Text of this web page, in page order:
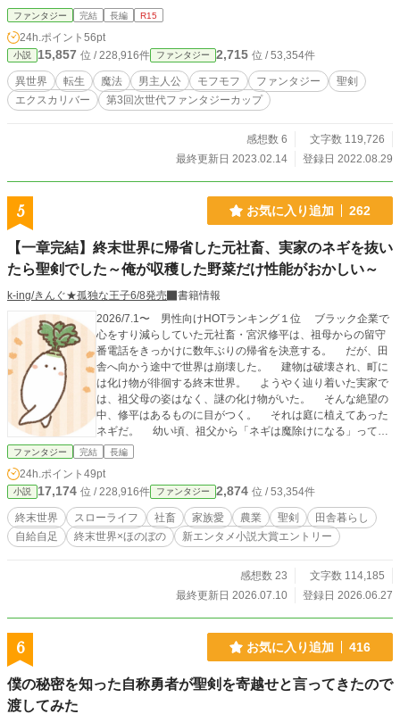
ファンタジー 完結 長編 R15
24h.ポイント 56pt
小説 15,857 位 / 228,916件 ファンタジー 2,715 位 / 53,354件
異世界 転生 魔法 男主人公 モフモフ ファンタジー
聖剣
エクスカリバー
第3回次世代ファンタジーカップ
感想数 6
文字数 119,726
最終更新日 2023.02.14
登録日 2022.08.29
5 お気に入り追加 262
【一章完結】終末世界に帰省した元社畜、実家のネギを抜い
たら聖剣でした～俺が収穫した野菜だけ性能がおかしい～
k-ing/きんぐ★孤独な王子6/8発売
書籍情報
2026/7.1〜 男性向けHOTランキング１位 ブラック企業で
心をすり減らしていた元社畜・宮沢修平は、祖母からの留守
番電話をきっかけに数年ぶりの帰省を決意する。 だが、田
舎へ向かう途中で世界は崩壊した。 建物は破壊され、町に
は化け物が徘徊する終末世界。 ようやく辿り着いた実家で
は、祖父母の姿はなく、謎の化け物がいた。 そんな絶望の
中、修平はあるものに目がつく。 それは庭に植えてあった
ネギだ。 幼い頃、祖父から「ネギは魔除けになる」って言
われたことを思い出す。 咄嗟に畑から引き抜いた一本のネ
わる。 自室に行くと、祖父からの手紙。 祖父の残した手
紙を頼りに避難所へ向かうと、ようやく祖父母と再会する。
だが、変わり果てた祖母の姿に修平は戸惑う。 世界が変
わり果てたように、祖母も変わってしまった。 それでも修
平は、今度は自分が祖父母を守ろうと決意する。 食べ物を
不思議な力を持つことに気づく。 ネギは聖剣、大根は自由
に歩き回り、白菜は鉄壁の盾となる。 次々とおかしな力を
ファンタジー 完結 長編
24h.ポイント 49pt
小説 17,174 位 / 228,916件 ファンタジー 2,874 位 / 53,354件
終末世界 スローライフ 社畜 家族愛 農業 聖剣
田舎暮らし
自給自足
終末世界×ほのぼの 新エンタメ小説大賞エントリー
感想数 23
文字数 114,185
最終更新日 2026.07.10
登録日 2026.06.27
6 お気に入り追加 416
僕の秘密を知った自称勇者が聖剣を寄越せと言ってきたので
渡してみた